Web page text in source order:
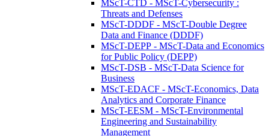
MScT-CTD - MScT-Cybersecurity :
Threats and Defenses
MScT-DDDF - MScT-Double Degree
Data and Finance (DDDF)
MScT-DEPP - MScT-Data and Economics
for Public Policy (DEPP)
MScT-DSB - MScT-Data Science for
Business
MScT-EDACF - MScT-Economics, Data
Analytics and Corporate Finance
MScT-EESM - MScT-Environmental
Engineering and Sustainability
Management